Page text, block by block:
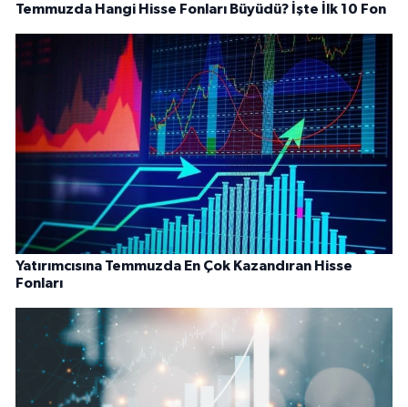
Temmuzda Hangi Hisse Fonları Büyüdü? İşte İlk 10 Fon
Yatırımcısına Temmuzda En Çok Kazandıran Hisse
Fonları